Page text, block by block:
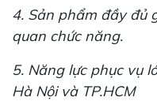
4. Sản phẩm đầy đủ
quan chức năng.
5. Năng lực phục vụ
Hà Nội và TP.HCM